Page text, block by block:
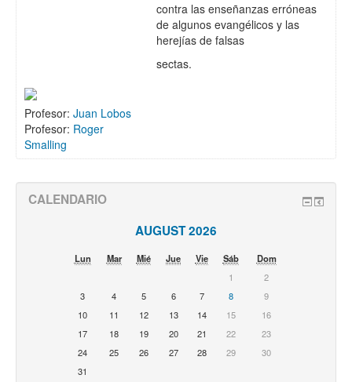
contra las enseñanzas erróneas
de algunos evangélicos y las
herejías de falsas
sectas.
Profesor: Juan Lobos
Profesor: Roger
Smalling
CALENDARIO
AUGUST 2026
Lun Mar Mié Jue Vie Sáb
Dom
1
2
3
4 5 6 7 8
9
10
11 12 13 14 15
16
17
18 19 20 21 22
23
24
25 26 27 28 29
30
31